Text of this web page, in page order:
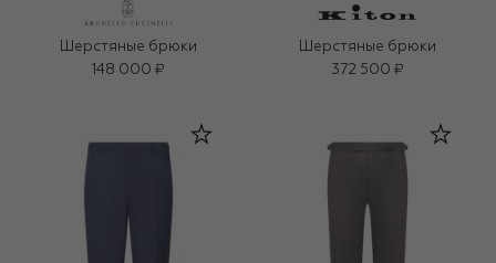
Шерстяные брюки
148 000 ₽
Шерстяные брюки
372 500 ₽